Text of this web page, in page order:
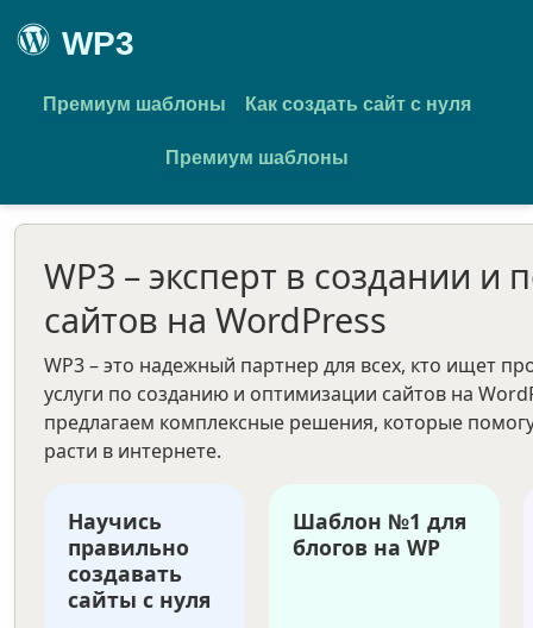
WP3
Премиум шаблоны Как создать сайт с нуля
Премиум шаблоны
WP3 – эксперт в создании и
сайтов на WordPress
WP3 – это надежный партнер для всех, кто ищет
услуги по созданию и оптимизации сайтов на
предлагаем комплексные решения, которые
расти в интернете.
Научись
правильно
создавать
сайты с нуля
Шаблон №1 для
блогов на WP